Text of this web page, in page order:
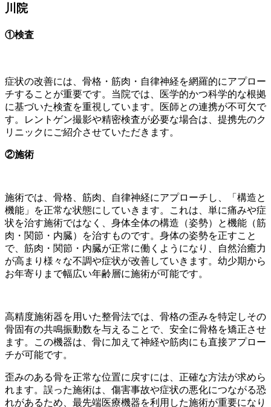
川院
①検査
症状の改善には、骨格・筋肉・自律神経を網羅的にアプロー
チすることが重要です。当院では、医学的かつ科学的な根拠
に基づいた検査を重視しています。医師との連携が不可欠で
す。レントゲン撮影や精密検査が必要な場合は、提携先のク
リニックにご紹介させていただきます。
②施術
施術では、骨格、筋肉、自律神経にアプローチし、「構造と
機能」を正常な状態にしていきます。これは、単に痛みや症
状を治す施術ではなく、身体全体の構造（姿勢）と機能（筋
肉・関節・内臓）を治すものです。身体の姿勢を正すこと
で、筋肉・関節・内臓が正常に働くようになり、自然治癒力
が高まり様々な不調や症状が改善していきます。幼少期から
お年寄りまで幅広い年齢層に施術が可能です。
高精度施術器を用いた整骨法では、骨格の歪みを特定しその
骨固有の共鳴振動数を与えることで、安全に骨格を矯正させ
ます。この機器は、骨に加えて神経や筋肉にも直接アプロー
チが可能です。
歪みのある骨を正常な位置に戻すには、正確な方法が求めら
れます。誤った施術は、傷害事故や症状の悪化につながる恐
れがあるため、最先端医療機器を利用した施術が重要になり